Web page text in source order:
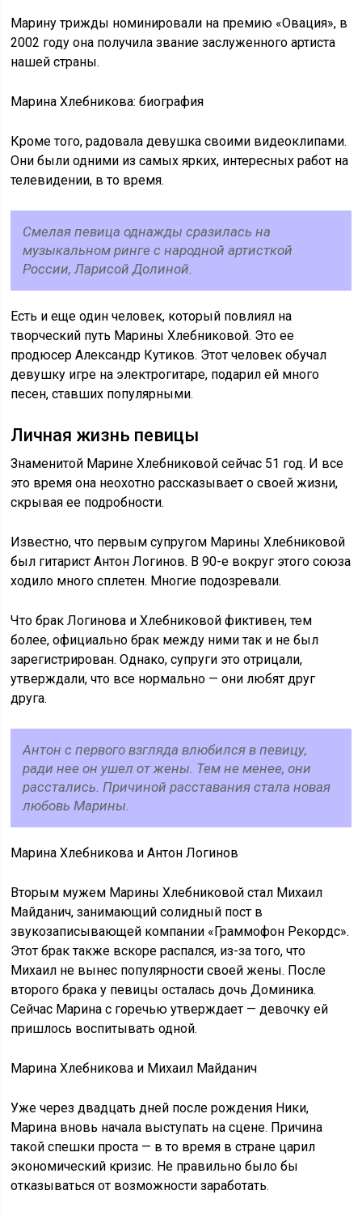
Марину трижды номинировали на премию «Овация», в
2002 году она получила звание заслуженного артиста
нашей страны.
Марина Хлебникова: биография
Кроме того, радовала девушка своими видеоклипами.
Они были одними из самых ярких, интересных работ на
телевидении, в то время.
Смелая певица однажды сразилась на
музыкальном ринге с народной артисткой
России, Ларисой Долиной.
Есть и еще один человек, который повлиял на
творческий путь Марины Хлебниковой. Это ее
продюсер Александр Кутиков. Этот человек обучал
девушку игре на электрогитаре, подарил ей много
песен, ставших популярными.
Личная жизнь певицы
Знаменитой Марине Хлебниковой сейчас 51 год. И все
это время она неохотно рассказывает о своей жизни,
скрывая ее подробности.
Известно, что первым супругом Марины Хлебниковой
был гитарист Антон Логинов. В 90-е вокруг этого союза
ходило много сплетен. Многие подозревали.
Что брак Логинова и Хлебниковой фиктивен, тем
более, официально брак между ними так и не был
зарегистрирован. Однако, супруги это отрицали,
утверждали, что все нормально — они любят друг
друга.
Антон с первого взгляда влюбился в певицу,
ради нее он ушел от жены. Тем не менее, они
расстались. Причиной расставания стала новая
любовь Марины.
Марина Хлебникова и Антон Логинов
Вторым мужем Марины Хлебниковой стал Михаил
Майданич, занимающий солидный пост в
звукозаписывающей компании «Граммофон Рекордс».
Этот брак также вскоре распался, из-за того, что
Михаил не вынес популярности своей жены. После
второго брака у певицы осталась дочь Доминика.
Сейчас Марина с горечью утверждает — девочку ей
пришлось воспитывать одной.
Марина Хлебникова и Михаил Майданич
Уже через двадцать дней после рождения Ники,
Марина вновь начала выступать на сцене. Причина
такой спешки проста — в то время в стране царил
экономический кризис. Не правильно было бы
отказываться от возможности заработать.